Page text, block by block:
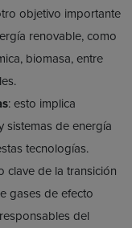
objetivo importante
renovable, como
biomasa, entre
: esto implica
sistemas de energía
tecnologías.
clave de la transición
gases de efecto
del